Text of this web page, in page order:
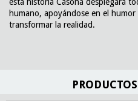
humano, apoyándose en el
transformar la realidad.